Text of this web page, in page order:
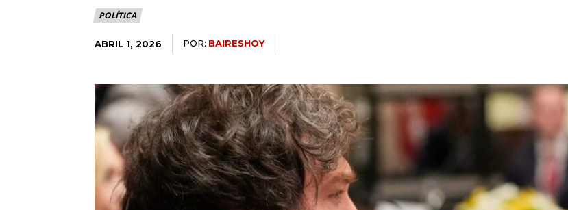
POLÍTICA
ABRIL 1, 2026 POR: BAIRESHOY